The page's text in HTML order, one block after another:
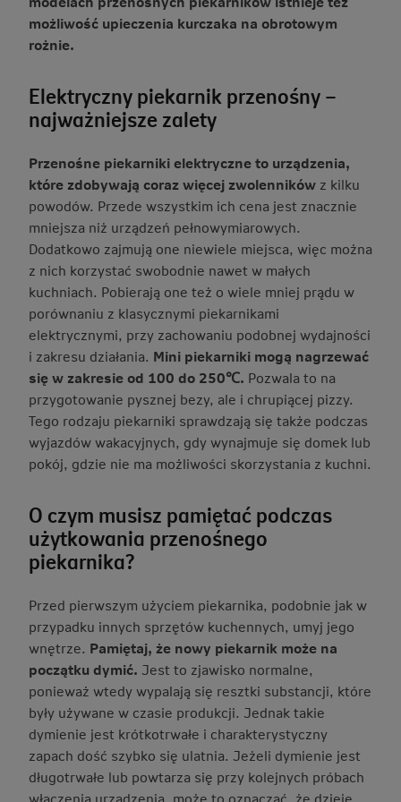
możliwość upieczenia kurczaka na obrotowym
rożnie.
Elektryczny piekarnik przenośny –
najważniejsze zalety
Przenośne piekarniki elektryczne to urządzenia,
które zdobywają coraz więcej zwolenników z kilku
powodów. Przede wszystkim ich cena jest znacznie
mniejsza niż urządzeń pełnowymiarowych.
Dodatkowo zajmują one niewiele miejsca, więc można
z nich korzystać swobodnie nawet w małych
kuchniach. Pobierają one też o wiele mniej prądu w
porównaniu z klasycznymi piekarnikami
elektrycznymi, przy zachowaniu podobnej wydajności
i zakresu działania. Mini piekarniki mogą nagrzewać
się w zakresie od 100 do 250℃. Pozwala to na
przygotowanie pysznej bezy, ale i chrupiącej pizzy.
Tego rodzaju piekarniki sprawdzają się także podczas
wyjazdów wakacyjnych, gdy wynajmuje się domek lub
pokój, gdzie nie ma możliwości skorzystania z kuchni.
O czym musisz pamiętać podczas
użytkowania przenośnego
piekarnika?
Przed pierwszym użyciem piekarnika, podobnie jak w
przypadku innych sprzętów kuchennych, umyj jego
wnętrze. Pamiętaj, że nowy piekarnik może na
początku dymić. Jest to zjawisko normalne,
ponieważ wtedy wypalają się resztki substancji, które
były używane w czasie produkcji. Jednak takie
dymienie jest krótkotrwałe i charakterystyczny
zapach dość szybko się ulatnia. Jeżeli dymienie jest
długotrwałe lub powtarza się przy kolejnych próbach
włączenia urządzenia, może to oznaczać, że dzieje